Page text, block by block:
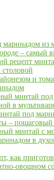
из
– самый
рецепт
столовой
и
минтай
в
под
– пошаговый
минтай с
в
как
овощном